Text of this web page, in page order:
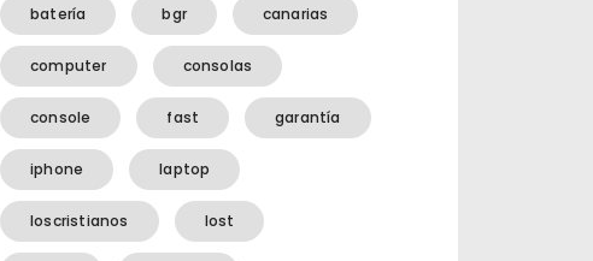
batería bgr canarias
computer consolas
console fast garantía
iphone laptop
loscristianos lost